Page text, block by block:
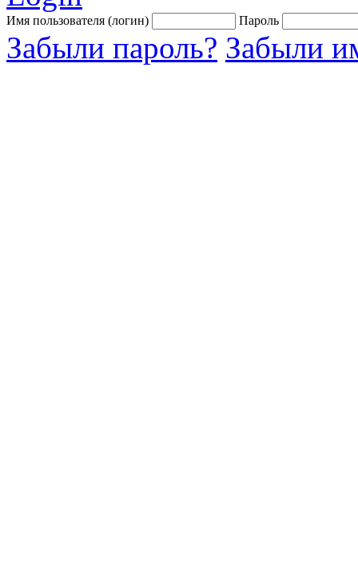
Имя пользователя (логин) Пароль
Забыли пароль? Забыли